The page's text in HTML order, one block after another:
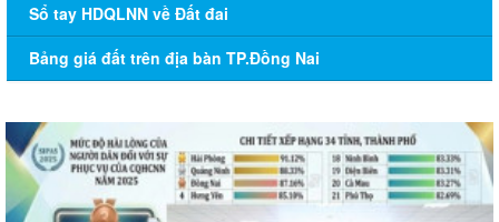
Sổ tay HDQLNN về Đất đai
Bảng giá đất trên địa bàn TP.Đồng Nai